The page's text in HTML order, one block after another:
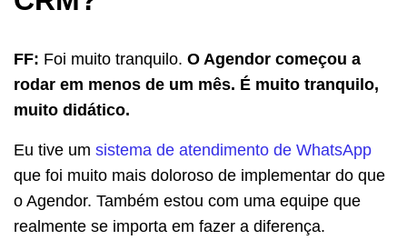
FF: Foi muito tranquilo. O Agendor começou a
rodar em menos de um mês. É muito tranquilo,
muito didático.
Eu tive um sistema de atendimento de WhatsApp
que foi muito mais doloroso de implementar do que
o Agendor. Também estou com uma equipe que
realmente se importa em fazer a diferença.